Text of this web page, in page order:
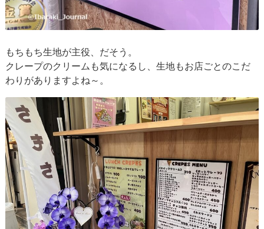
もちもち生地が主役、だそう。
クレープのクリームも気になるし、生地もお店ごとのこだ
わりがありますよね～。